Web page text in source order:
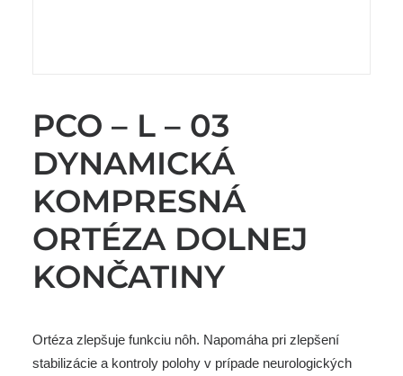
PCO – L – 03
DYNAMICKÁ
KOMPRESNÁ
ORTÉZA DOLNEJ
KONČATINY
Ortéza zlepšuje funkciu nôh. Napomáha pri zlepšení
stabilizácie a kontroly polohy v prípade neurologických